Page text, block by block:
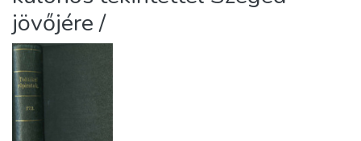
About us
jövőjére /